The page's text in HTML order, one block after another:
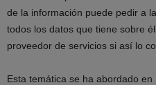
de la información puede pedir a
todos los datos que tiene sobre
proveedor de servicios si así lo
Esta temática se ha abordado